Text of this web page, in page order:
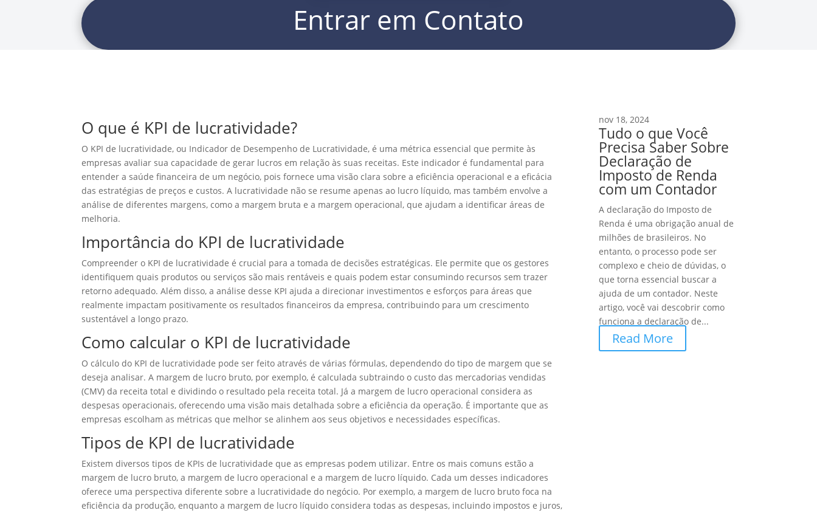
Entrar em Contato
O que é KPI de lucratividade?
O KPI de lucratividade, ou Indicador de Desempenho de Lucratividade, é uma métrica essencial que permite às
empresas avaliar sua capacidade de gerar lucros em relação às suas receitas. Este indicador é fundamental para
entender a saúde financeira de um negócio, pois fornece uma visão clara sobre a eficiência operacional e a eficácia
das estratégias de preços e custos. A lucratividade não se resume apenas ao lucro líquido, mas também envolve a
análise de diferentes margens, como a margem bruta e a margem operacional, que ajudam a identificar áreas de
melhoria.
Importância do KPI de lucratividade
Compreender o KPI de lucratividade é crucial para a tomada de decisões estratégicas. Ele permite que os gestores
identifiquem quais produtos ou serviços são mais rentáveis e quais podem estar consumindo recursos sem trazer
retorno adequado. Além disso, a análise desse KPI ajuda a direcionar investimentos e esforços para áreas que
realmente impactam positivamente os resultados financeiros da empresa, contribuindo para um crescimento
sustentável a longo prazo.
Como calcular o KPI de lucratividade
O cálculo do KPI de lucratividade pode ser feito através de várias fórmulas, dependendo do tipo de margem que se
deseja analisar. A margem de lucro bruto, por exemplo, é calculada subtraindo o custo das mercadorias vendidas
(CMV) da receita total e dividindo o resultado pela receita total. Já a margem de lucro operacional considera as
despesas operacionais, oferecendo uma visão mais detalhada sobre a eficiência da operação. É importante que as
empresas escolham as métricas que melhor se alinhem aos seus objetivos e necessidades específicas.
Tipos de KPI de lucratividade
Existem diversos tipos de KPIs de lucratividade que as empresas podem utilizar. Entre os mais comuns estão a
margem de lucro bruto, a margem de lucro operacional e a margem de lucro líquido. Cada um desses indicadores
oferece uma perspectiva diferente sobre a lucratividade do negócio. Por exemplo, a margem de lucro bruto foca na
eficiência da produção, enquanto a margem de lucro líquido considera todas as despesas, incluindo impostos e juros,
nov 18, 2024
Tudo o que Você
Precisa Saber Sobre
Declaração de
Imposto de Renda
com um Contador
A declaração do Imposto de
Renda é uma obrigação anual de
milhões de brasileiros. No
entanto, o processo pode ser
complexo e cheio de dúvidas, o
que torna essencial buscar a
ajuda de um contador. Neste
artigo, você vai descobrir como
funciona a declaração de...
Read More